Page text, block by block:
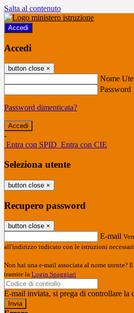
Salta al contenuto
Accedi
Accedi
button close ×
Nome
Password
Password dimenticata?
-
Entra con SPID Entra con CIE
Seleziona utente
button close ×
Recupero password
button close ×
E-mail
all'indirizzo indicato con le istruzioni
Non hai una e-mail associata al nome utente?
tramite la Login Spaggiari
E-mail inviata, si prega di controllare la